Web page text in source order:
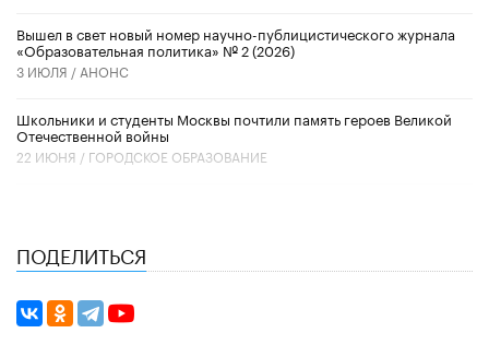
Вышел в свет новый номер научно-публицистического журнала
«Образовательная политика» № 2 (2026)
3 ИЮЛЯ / АНОНС
Школьники и студенты Москвы почтили память героев Великой
Отечественной войны
22 ИЮНЯ / ГОРОДСКОЕ ОБРАЗОВАНИЕ
ПОДЕЛИТЬСЯ